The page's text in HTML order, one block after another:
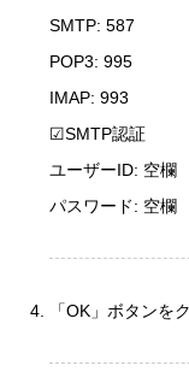
SMTP: 587
POP3: 995
IMAP: 993
☑SMTP認証
ユーザーID: 空欄
パスワード: 空欄
「OK」ボタンを